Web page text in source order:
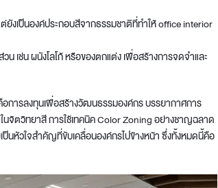
งเป็นองค์ประกอบสีจากธรรมชาติที่ทำให้ office interior
เช่น ผนังโลโก้ หรือของตกแต่ง เพื่อสร้างการจดจำและ
อการลงทุนเพื่อสร้างวัฒนธรรมองค์กร บรรยากาศการ
นจิตวิทยาสี การใช้เทคนิค Color Zoningอย่างชาญฉลาด
นหัวใจสำคัญที่ขับเคลื่อนองค์กรไปข้างหน้า ซึ่งทั้งหมดนี้คือ